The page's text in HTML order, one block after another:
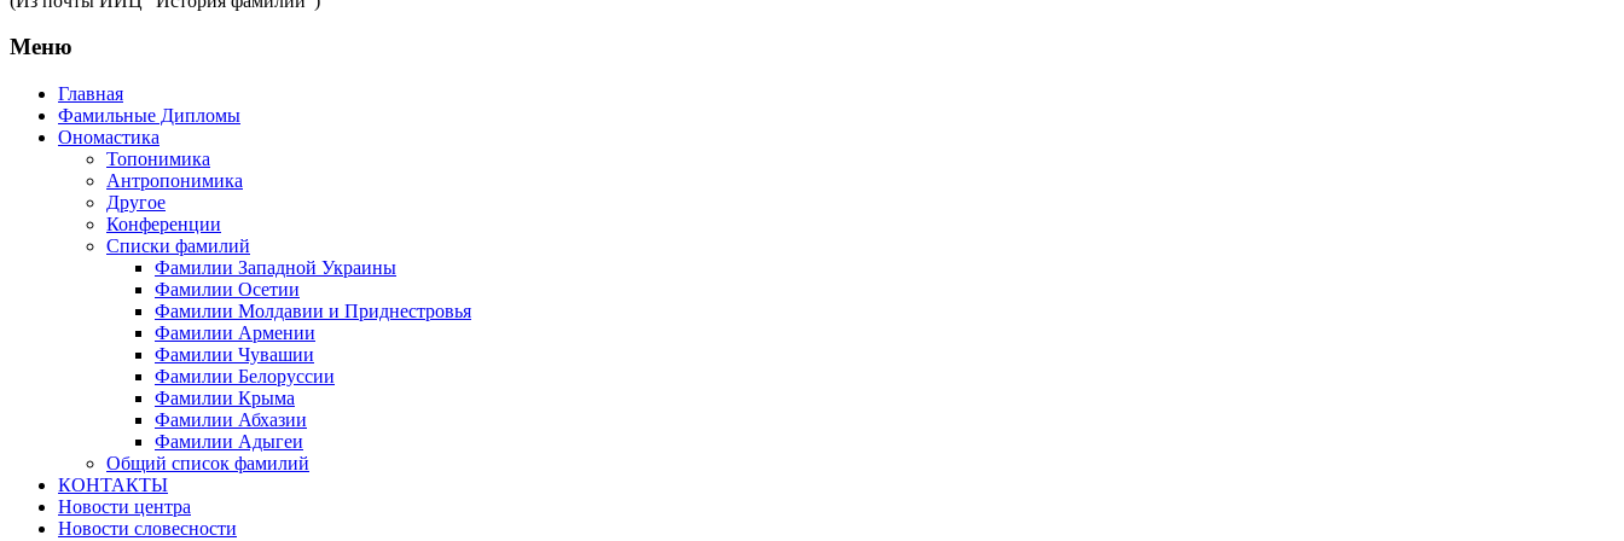
Меню
Главная
Фамильные Дипломы
Ономастика
Топонимика
Антропонимика
Другое
Конференции
Списки фамилий
Фамилии Западной Украины
Фамилии Осетии
Фамилии Молдавии и Приднестровья
Фамилии Армении
Фамилии Чувашии
Фамилии Белоруссии
Фамилии Крыма
Фамилии Абхазии
Фамилии Адыгеи
Общий список фамилий
КОНТАКТЫ
Новости центра
Новости словесности